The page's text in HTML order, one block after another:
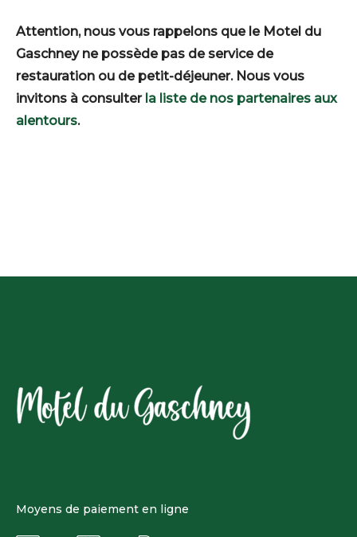
Attention, nous vous rappelons que le Motel du
Gaschney ne possède pas de service de
restauration ou de petit-déjeuner. Nous vous
invitons à consulter la liste de nos partenaires aux
alentours.
Moyens de paiement en ligne